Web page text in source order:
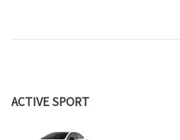
ACTIVE SPORT